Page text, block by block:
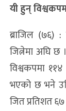
यी हुन्
ब्राजिल (७६)
जित्नेमा अघि
विश्वकपमा
भएको छ भने
जित प्रतिशत